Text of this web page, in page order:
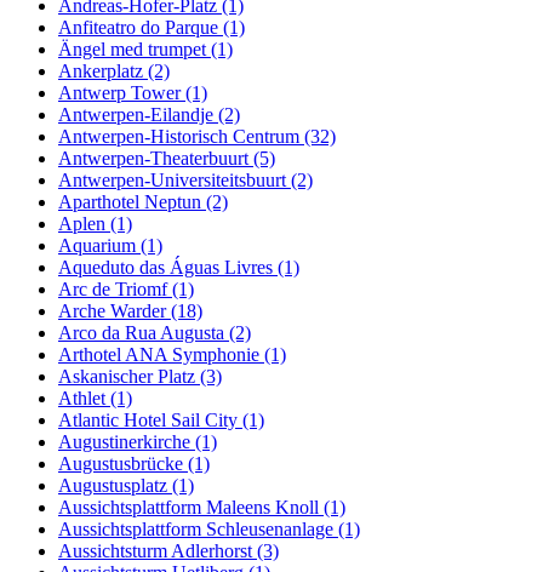
Andreas-Hofer-Platz (1)
Anfiteatro do Parque (1)
Ängel med trumpet (1)
Ankerplatz (2)
Antwerp Tower (1)
Antwerpen-Eilandje (2)
Antwerpen-Historisch Centrum (32)
Antwerpen-Theaterbuurt (5)
Antwerpen-Universiteitsbuurt (2)
Aparthotel Neptun (2)
Aplen (1)
Aquarium (1)
Aqueduto das Águas Livres (1)
Arc de Triomf (1)
Arche Warder (18)
Arco da Rua Augusta (2)
Arthotel ANA Symphonie (1)
Askanischer Platz (3)
Athlet (1)
Atlantic Hotel Sail City (1)
Augustinerkirche (1)
Augustusbrücke (1)
Augustusplatz (1)
Aussichtsplattform Maleens Knoll (1)
Aussichtsplattform Schleusenanlage (1)
Aussichtsturm Adlerhorst (3)